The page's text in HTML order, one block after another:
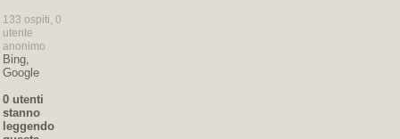
133 ospiti, 0
utente
anonimo
Bing,
Google
0 utenti
stanno
leggendo